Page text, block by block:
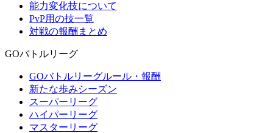
能力変化技について
PvP用の技一覧
対戦の報酬まとめ
GOバトルリーグ
GOバトルリーグルール・報酬
新たな歩みシーズン
スーパーリーグ
ハイパーリーグ
マスターリーグ